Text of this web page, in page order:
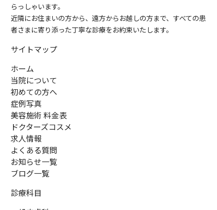
らっしゃいます。
近隣にお住まいの方から、遠方からお越しの方まで、すべての患
者さまに寄り添った丁寧な診療をお約束いたします。
サイトマップ
ホーム
当院について
初めての方へ
症例写真
美容施術 料金表
ドクターズコスメ
求人情報
よくある質問
お知らせ一覧
ブログ一覧
診療科目